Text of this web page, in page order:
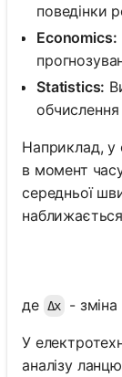
немає
своє
перше
поведінки
Economics:
Statistics:
обчислення
Наприклад, у
в момент
середньої
де Δx -
У
аналізу